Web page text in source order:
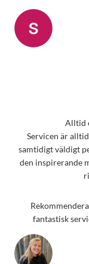
Alltid
Servicen är
samtidigt väldigt
den inspirerande
fantastisk